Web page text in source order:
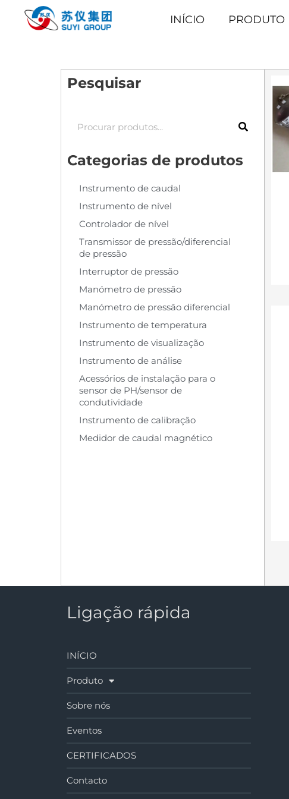
INÍCIO PRODUTO
Pesquisar
Categorias de produtos
Instrumento de caudal
Instrumento de nível
Controlador de nível
Transmissor de pressão/diferencial
de pressão
Interruptor de pressão
Manómetro de pressão
Manómetro de pressão diferencial
Instrumento de temperatura
Instrumento de visualização
Instrumento de análise
Acessórios de instalação para o
sensor de PH/sensor de
condutividade
Instrumento de calibração
Medidor de caudal magnético
Ligação rápida
INÍCIO
Produto
Sobre nós
Eventos
CERTIFICADOS
Contacto